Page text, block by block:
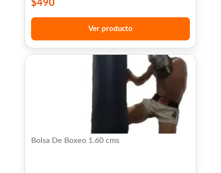
$490
Ver producto
Bolsa De Boxeo 1.60 cms